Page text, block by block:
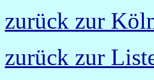
zurück zur
zurück zur